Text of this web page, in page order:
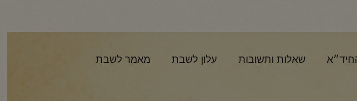
שאלות ותשובות עלון לשבת מאמר לשבת